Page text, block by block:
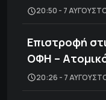
20:50 - 7
Επιστροφή
ΟΦΗ –
20:26 - 7